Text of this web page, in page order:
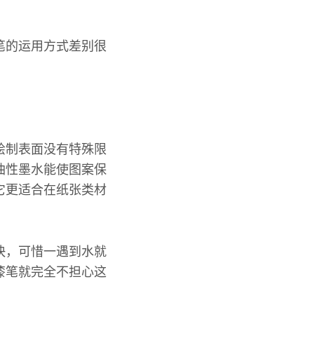
的运用方式差别很
制表面没有特殊限
性墨水能使图案保
更适合在纸张类材
，可惜一遇到水就
笔就完全不担心这